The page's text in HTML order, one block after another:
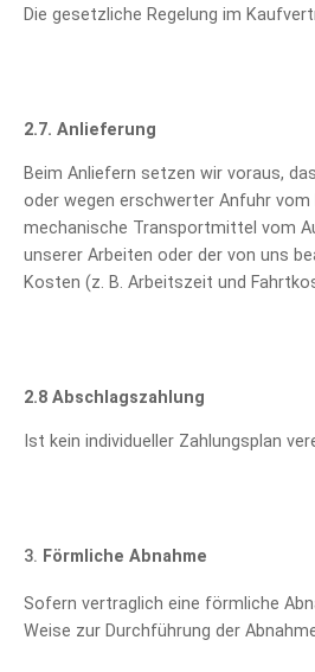
Die gesetzliche Regelung im
2.7. Anlieferung
Beim Anliefern setzen wir voraus,
oder wegen erschwerter Anfuhr
mechanische Transportmittel vom
unserer Arbeiten oder der von uns
Kosten (z. B. Arbeitszeit und
2.8 Abschlagszahlung
Ist kein individueller Zahlungsplan
Förmliche Abnahme
Sofern vertraglich eine förmliche
Weise zur Durchführung der